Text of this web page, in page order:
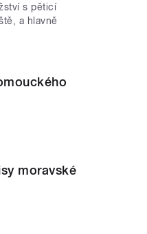
s pěticí
a hlavně
moravské